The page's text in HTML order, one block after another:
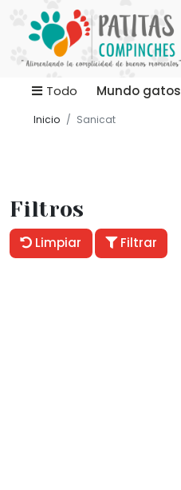
Todo Mundo gatos
Inicio Sanicat
Filtros
Limpiar Filtrar